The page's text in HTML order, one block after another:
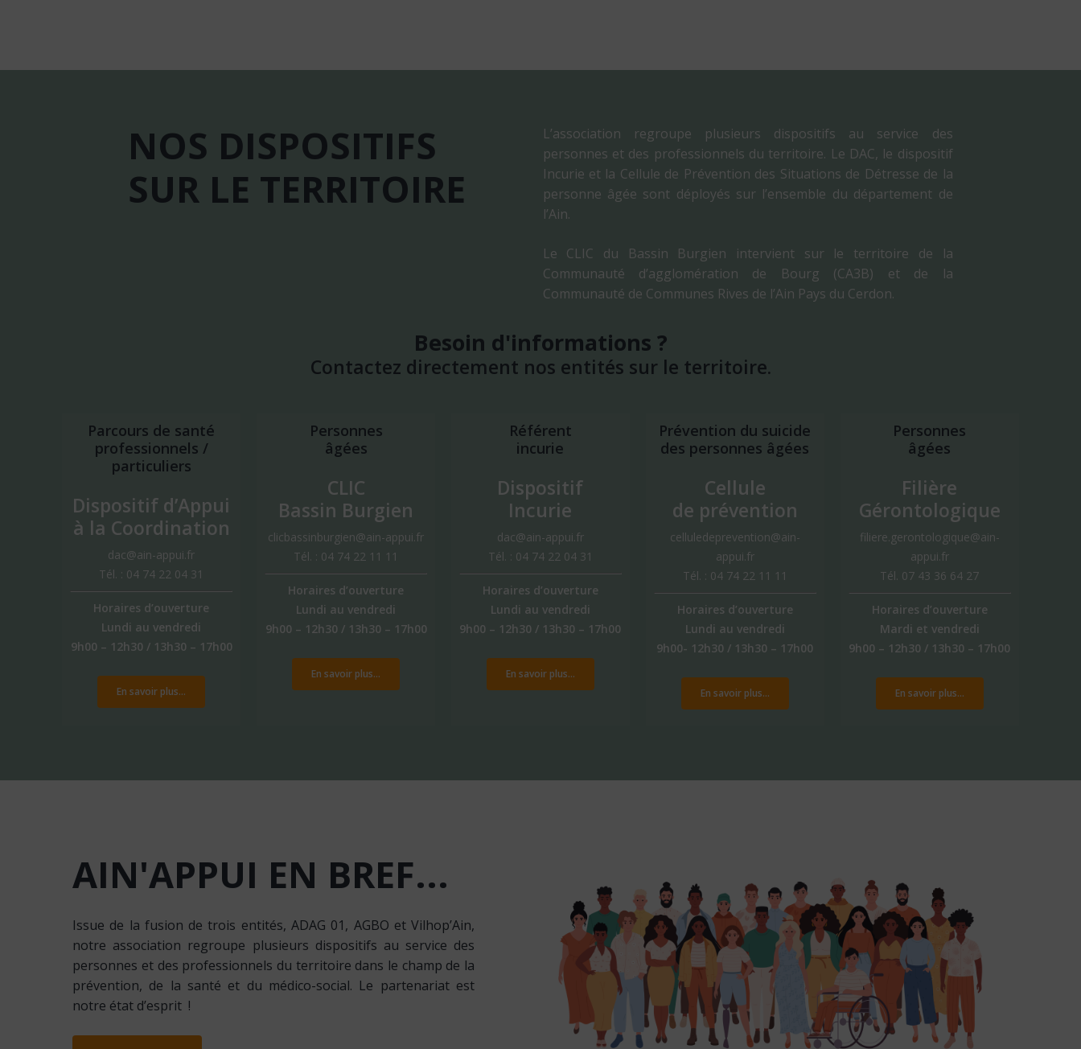
NOS DISPOSITIFS
SUR LE TERRITOIRE
L’association regroupe plusieurs dispositifs au service des
personnes et des professionnels du territoire. Le DAC, le dispositif
Incurie et la Cellule de Prévention des Situations de Détresse de la
personne âgée sont déployés sur l’ensemble du département de
l’Ain.
Le CLIC du Bassin Burgien intervient sur le territoire de la
Communauté d’agglomération de Bourg (CA3B) et de la
Communauté de Communes Rives de l’Ain Pays du Cerdon.
Besoin d'informations ?
Contactez directement nos entités sur le territoire.
Parcours de santé
professionnels /
particuliers
Dispositif d’Appui
à la Coordination
dac@ain-appui.fr
Tél. : 04 74 22 04 31
Horaires d’ouverture
Lundi au vendredi
9h00 – 12h30 / 13h30 – 17h00
En savoir plus...
Personnes
âgées
CLIC
Bassin Burgien
clicbassinburgien@ain-appui.fr
Tél. : 04 74 22 11 11
Horaires d’ouverture
Lundi au vendredi
9h00 – 12h30 / 13h30 – 17h00
En savoir plus...
Référent
incurie
Dispositif
Incurie
dac@ain-appui.fr
Tél. : 04 74 22 04 31
Horaires d’ouverture
Lundi au vendredi
9h00 – 12h30 / 13h30 – 17h00
En savoir plus...
Prévention du suicide
des personnes âgées
Cellule
de prévention
celluledeprevention@ain-
appui.fr
Tél. : 04 74 22 11 11
Horaires d’ouverture
Lundi au vendredi
9h00- 12h30 / 13h30 – 17h00
En savoir plus...
Personnes
âgées
Filière
Gérontologique
filiere.gerontologique@ain-
appui.fr
Tél. 07 43 36 64 27
Horaires d’ouverture
Mardi et vendredi
9h00 – 12h30 / 13h30 – 17h00
En savoir plus...
AIN'APPUI EN BREF...
Issue de la fusion de trois entités, ADAG 01, AGBO et Vilhop’Ain,
notre association regroupe plusieurs dispositifs au service des
personnes et des professionnels du territoire dans le champ de la
prévention, de la santé et du médico-social. Le partenariat est
notre état d’esprit !